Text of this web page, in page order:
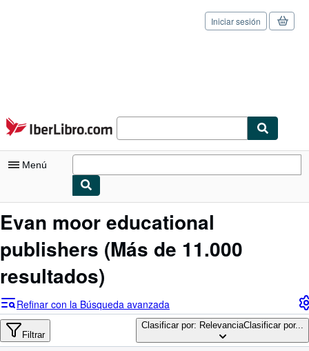
Pasar al contenido principal
IberLibro.com
Iniciar sesión
Menú
Búsqueda avanzada
Colecciones
Libros antiguos
Evan moor educational
publishers (Más de 11.000
resultados)
Refinar con la Búsqueda avanzada
Filtrar
Clasificar por: RelevanciaClasificar por...